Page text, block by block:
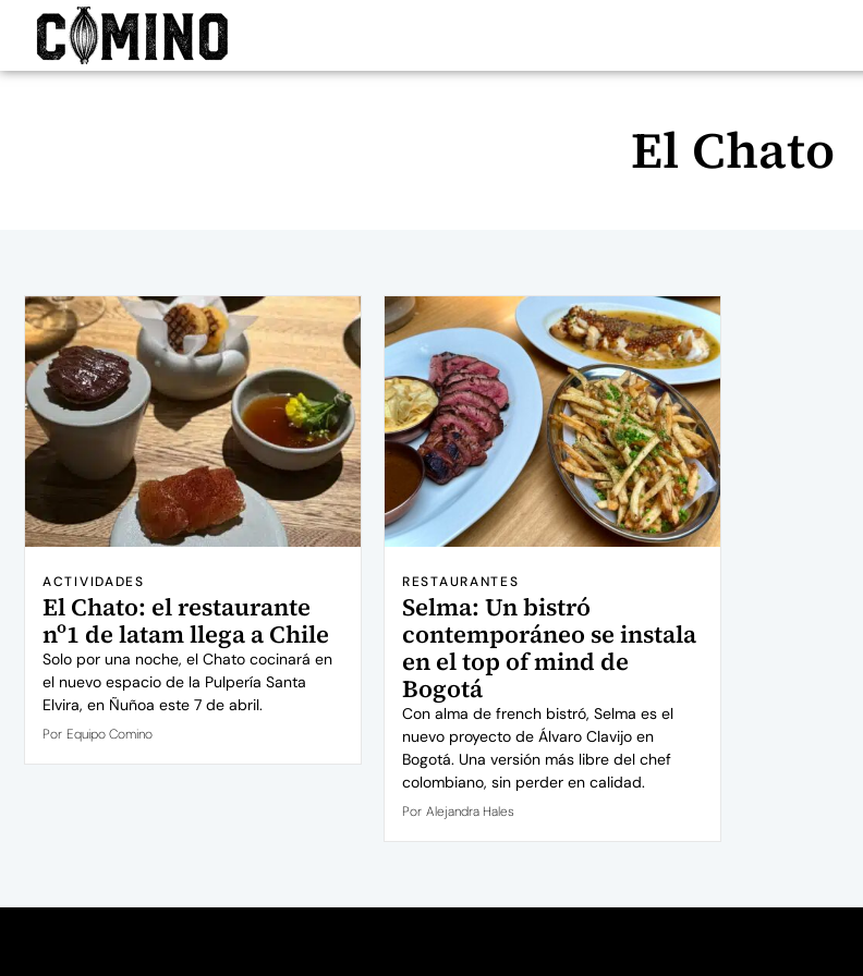
El Chato
ACTIVIDADES
El Chato: el restaurante
nº1 de latam llega a Chile
Solo por una noche, el Chato cocinará en
el nuevo espacio de la Pulpería Santa
Elvira, en Ñuñoa este 7 de abril.
Por Equipo Comino
RESTAURANTES
Selma: Un bistró
contemporáneo se instala
en el top of mind de
Bogotá
Con alma de french bistró, Selma es el
nuevo proyecto de Álvaro Clavijo en
Bogotá. Una versión más libre del chef
colombiano, sin perder en calidad.
Por Alejandra Hales